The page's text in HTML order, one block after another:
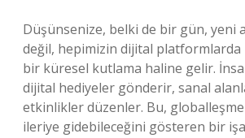
Düşünsenize, belki de bir gün, yeni
değil, hepimizin dijital platformlarda
bir küresel kutlama haline gelir.
dijital hediyeler gönderir, sanal
etkinlikler düzenler. Bu,
ileriye gidebileceğini gösteren bir